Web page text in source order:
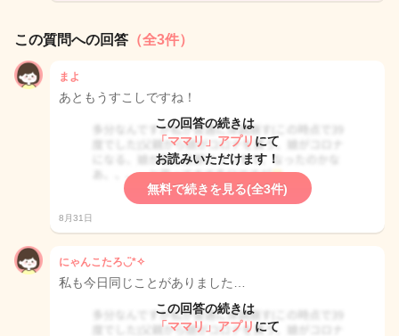
この質問への回答 （全3件）
まよ
あともうすこしですね！
この回答の続きは
「ママリ」アプリ にて
お読みいただけます！
無料で続きを見る(全3件)
8月31日
にゃんこたろ◡̈*✧
私も今日同じことがありました…
この回答の続きは
「ママリ」アプリ にて